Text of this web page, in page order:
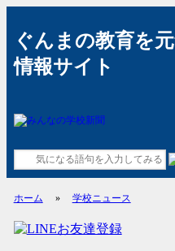
ぐんまの教育を
情報サイト
ホーム » 学校ニュース